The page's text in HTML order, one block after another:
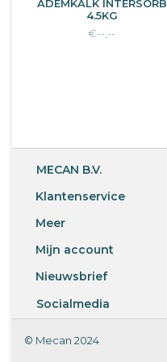
ADEMKALK INTERSORB
4.5KG
€--,--
MECAN B.V.
Klantenservice
Meer
Mijn account
Nieuwsbrief
Socialmedia